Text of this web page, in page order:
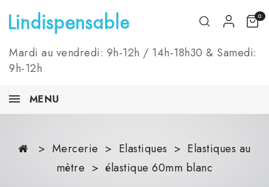
Mardi au vendredi: 9h-12h / 14h-18h30 & Samedi:
9h-12h
0
MENU
Mercerie Elastiques
Elastiques au
mètre
élastique 60mm blanc